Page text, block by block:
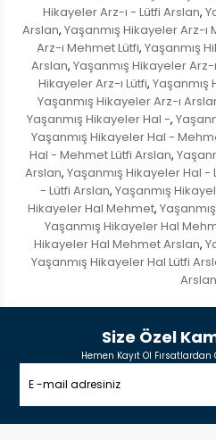
Hikayeler Arz-ı - Lütfi Arslan,
Arslan, Yaşanmış Hikayeler Arz-ı
Arz-ı Mehmet Lütfi, Yaşanmış
Arslan, Yaşanmış Hikayeler
Hikayeler Arz-ı Lütfi, Yaşanmış
Yaşanmış Hikayeler Arz-ı
Yaşanmış Hikayeler Hal -,
Yaşanmış Hikayeler Hal -
Hal - Mehmet Lütfi Arslan,
Arslan, Yaşanmış Hikayeler Hal -
- Lütfi Arslan, Yaşanmış
Hikayeler Hal Mehmet,
Yaşanmış Hikayeler Hal
Hikayeler Hal Mehmet Arslan,
Yaşanmış Hikayeler Hal Lütfi
Arslan
Size Özel
Hemen Kayıt Ol